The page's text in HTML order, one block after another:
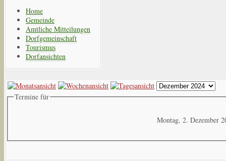
Home
Gemeinde
Amtliche Mitteilungen
Dorfgemeinschaft
Tourismus
Dorfansichten
Termine für
Montag, 2. Dezember